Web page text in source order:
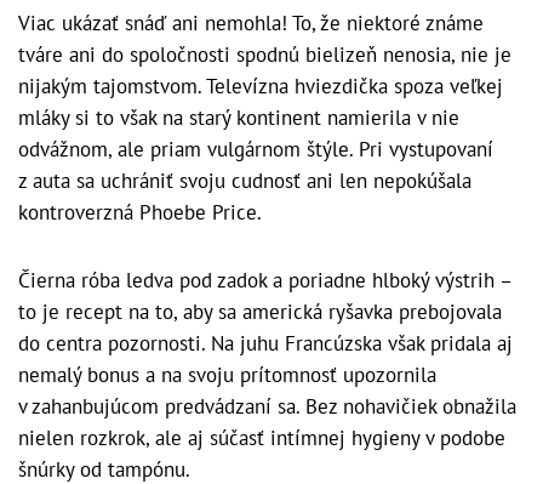
Viac ukázať snáď ani nemohla! To, že niektoré známe
tváre ani do spoločnosti spodnú bielizeň nenosia, nie je
nijakým tajomstvom. Televízna hviezdička spoza veľkej
mláky si to však na starý kontinent namierila v nie
odvážnom, ale priam vulgárnom štýle. Pri vystupovaní
z auta sa uchrániť svoju cudnosť ani len nepokúšala
kontroverzná Phoebe Price.
Čierna róba ledva pod zadok a poriadne hlboký výstrih –
to je recept na to, aby sa americká ryšavka prebojovala
do centra pozornosti. Na juhu Francúzska však pridala aj
nemalý bonus a na svoju prítomnosť upozornila
v zahanbujúcom predvádzaní sa. Bez nohavičiek obnažila
nielen rozkrok, ale aj súčasť intímnej hygieny v podobe
šnúrky od tampónu.